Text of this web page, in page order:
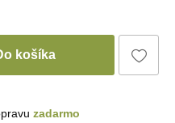
košíka
zadarmo